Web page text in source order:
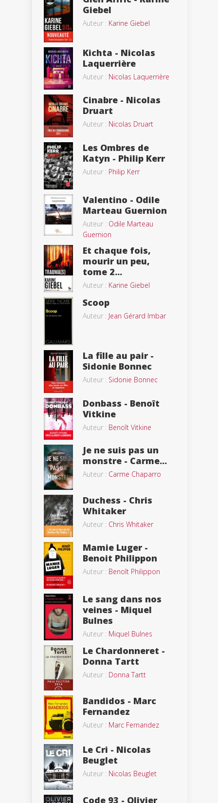
Giebel
Auteur : Karine Giebel
Kichta - Nicolas
Laquerrière
Auteur : Nicolas Laquerrière
Cinabre - Nicolas
Druart
Auteur : Nicolas Druart
Les Ombres de
Katyn - Philip Kerr
Auteur : Philip Kerr
Valentino - Odile
Marteau Guernion
Auteur : Odile Marteau
Guernion
Et chaque fois,
mourir un peu,
tome 2...
Auteur : Karine Giebel
Scoop
Auteur : Jean Gérard Imbar
La fille au pair -
Sidonie Bonnec
Auteur : Sidonie Bonnec
Donbass - Benoît
Vitkine
Auteur : Benoît Vitkine
Je ne suis pas un
monstre - Carme...
Auteur : Carme Chaparro
Duchess - Chris
Whitaker
Auteur : Chris Whitaker
Mamie Luger -
Benoit Philippon
Auteur : Benoît Philippon
Le sang dans nos
veines - Miquel
Bulnes
Auteur : Miquel Bulnes
Le Chardonneret -
Donna Tartt
Auteur : Donna Tartt
Bandidos - Marc
Fernandez
Auteur : Marc Fernandez
Le Cri - Nicolas
Beuglet
Auteur : Nicolas Beuglet
Code 93 - Olivier